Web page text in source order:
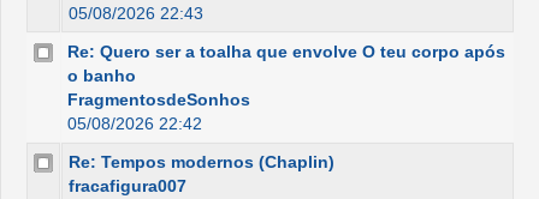
05/08/2026 22:43
Re: Quero ser a toalha que envolve O teu corpo após
o banho
FragmentosdeSonhos
05/08/2026 22:42
Re: Tempos modernos (Chaplin)
fracafigura007